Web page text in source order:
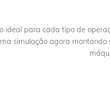
ideal para cada tipo de
simulação agora montando